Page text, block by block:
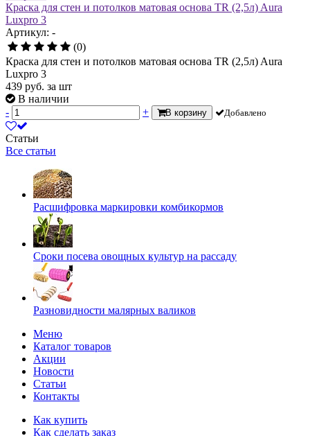
Краска для стен и потолков матовая основа TR (2,5л) Aura
Luxpro 3
Артикул: -
(0)
Краска для стен и потолков матовая основа TR (2,5л) Aura
Luxpro 3
439 руб. за шт
В наличии
-
+ В корзину Добавлено
Статьи
Все статьи
Расшифровка маркировки комбикормов
Сроки посева овощных культур на рассаду
Разновидности малярных валиков
Меню
Каталог товаров
Акции
Новости
Статьи
Контакты
Как купить
Как сделать заказ